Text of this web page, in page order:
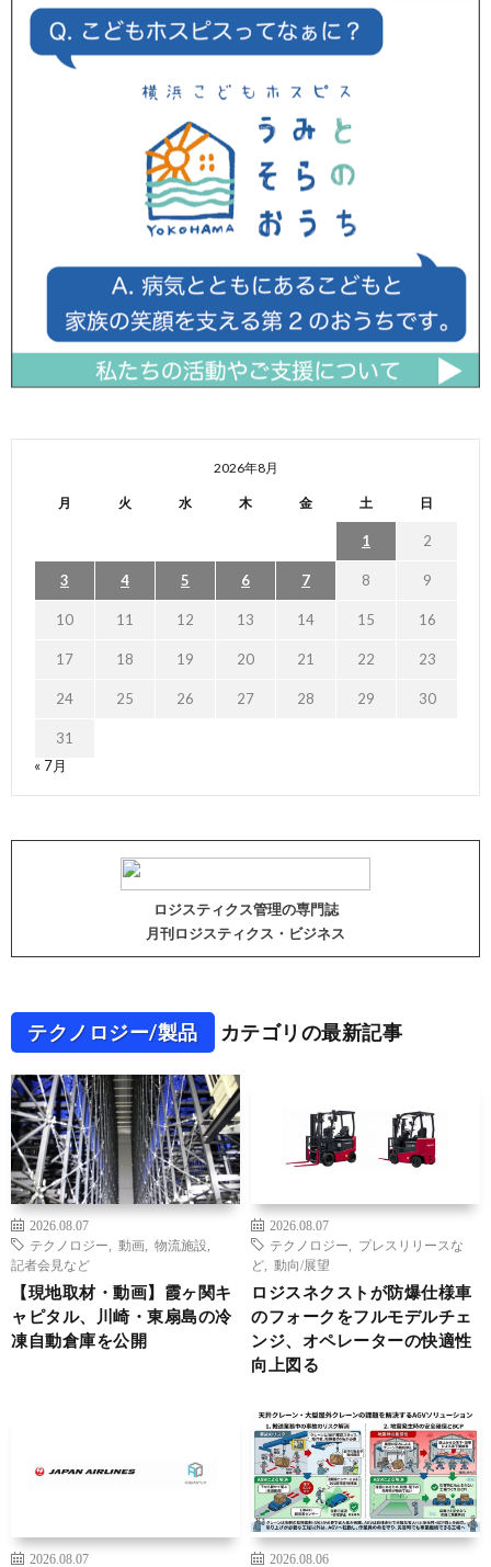
2026年8月
月 火 水 木 金 土 日
1 2
3 4 5 6 7 8 9
10 11 12 13 14 15 16
17 18 19 20 21 22 23
24 25 26 27 28 29 30
31
« 7月
ロジスティクス管理の専門誌
月刊ロジスティクス・ビジネス
テクノロジー/製品 カテゴリの最新記事
2026.08.07
テクノロジー
動画 物流施設
記者会見など
【現地取材・動画】霞ヶ関キ
ャピタル、川崎・東扇島の冷
凍自動倉庫を公開
2026.08.07
テクノロジー
プレスリリースな
ど
動向/展望
ロジスネクストが防爆仕様車
のフォークをフルモデルチェ
ンジ、オペレーターの快適性
向上図る
2026.08.07
2026.08.06